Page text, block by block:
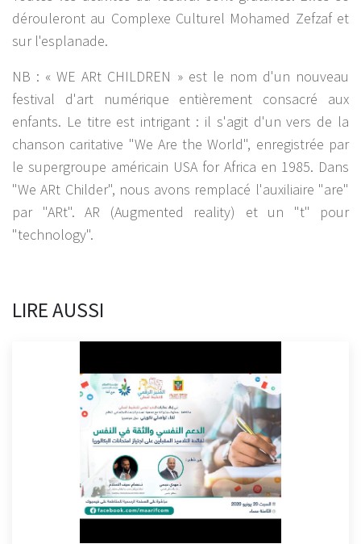
dérouleront au Complexe Culturel Mohamed Zefzaf et
sur l'esplanade.
NB : « WE ARt CHILDREN » est le nom d'un nouveau
festival d'art numérique entièrement consacré aux
enfants. Le titre est intrigant : il s'agit d'un vers de la
chanson caritative "We Are the World", enregistrée par
le supergroupe américain USA for Africa en 1985. Dans
"We ARt Childer", nous avons remplacé l'auxiliaire "are"
par "ARt". AR (Augmented reality) et un "t" pour
"technology".
LIRE AUSSI